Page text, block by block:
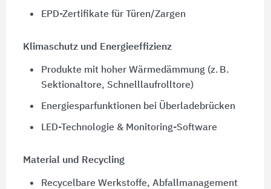
EPD-Zertifikate für Türen/Zargen
Klimaschutz und Energieeffizienz
Produkte mit hoher Wärmedämmung (z. B.
Sektionaltore, Schnelllaufrolltore)
Energiesparfunktionen bei Überladebrücken
LED-Technologie & Monitoring-Software
Material und Recycling
Recycelbare Werkstoffe, Abfallmanagement